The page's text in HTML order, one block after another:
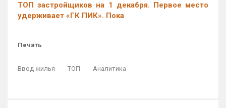
ТОП застройщиков на 1 декабря. Первое место
удерживает «ГК ПИК». Пока
Печать
Ввод жилья ТОП Аналитика